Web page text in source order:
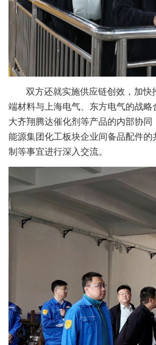
双方还就实施供应链创效，加快
端材料与上海电气、 东方电气的战略
大齐翔腾达催化剂等产品的内部协同
能源集团化工板块企业间备品配件的
制等事宜进行深入交流。